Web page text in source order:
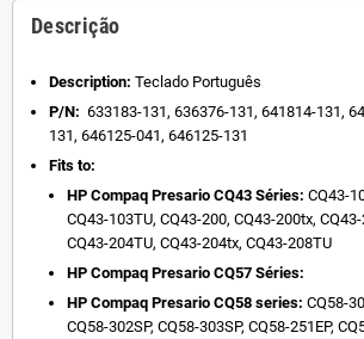
Descrição
Description: Teclado Português
P/N: 633183-131, 636376-131, 641814-131,
131, 646125-041, 646125-131
Fits to:
HP Compaq Presario CQ43 Séries: CQ43-
CQ43-103TU, CQ43-200, CQ43-200tx,
CQ43-204TU, CQ43-204tx, CQ43-208TU
HP Compaq Presario CQ57 Séries:
HP Compaq Presario CQ58 series: CQ58-
CQ58-302SP, CQ58-303SP, CQ58-251EP,